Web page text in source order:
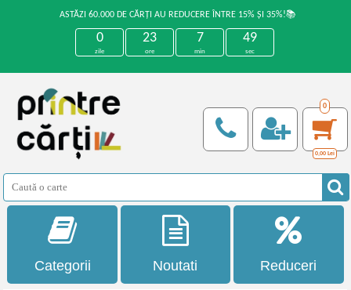
ASTĂZI 60.000 DE CĂRȚI AU REDUCERE ÎNTRE 15% ȘI 35%!📚
0
zile
23
ore
7
min
49
sec
0
0,00 Lei
Categorii Noutati Reduceri